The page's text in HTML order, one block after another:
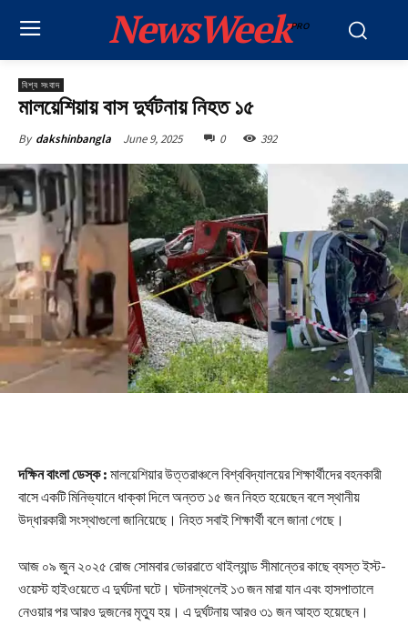
NewsWeekPRO
বিশ্ব সংবাদ
মালয়েশিয়ায় বাস দুর্ঘটনায় নিহত ১৫
By dakshinbangla June 9, 2025 0 392
দক্ষিন বাংলা ডেস্ক : মালয়েশিয়ার উত্তরাঞ্চলে বিশ্ববিদ্যালয়ের শিক্ষার্থীদের বহনকারী
বাসে একটি মিনিভ্যানে ধাক্কা দিলে অন্তত ১৫ জন নিহত হয়েছেন বলে স্থানীয়
উদ্ধারকারী সংস্থাগুলো জানিয়েছে। নিহত সবাই শিক্ষার্থী বলে জানা গেছে।
আজ ০৯ জুন ২০২৫ রোজ সোমবার ভোররাতে থাইল্যান্ড সীমান্তের কাছে ব্যস্ত ইস্ট-
ওয়েস্ট হাইওয়েতে এ দুর্ঘটনা ঘটে। ঘটনাস্থলেই ১৩ জন মারা যান এবং হাসপাতালে
নেওয়ার পর আরও দুজনের মৃত্যু হয়। এ দুর্ঘটনায় আরও ৩১ জন আহত হয়েছেন।